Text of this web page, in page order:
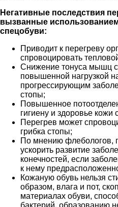
Негативные последствия
вызванные
спецобуви:
Приводит к перегреву
спровоцировать
Снижение тонуса мышц
повышенной нагрузкой
прогрессирующим
стопы;
Повышенное
гигиену и здоровье кожи
Перегрев может
грибка стопы;
По мнению флебологов,
ускорить развитие
конечностей, если
к нему
Кожаную обувь нельзя
образом, влага и пот,
материалах обуви,
бактерий, образованию